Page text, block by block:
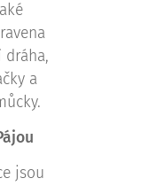
dráha,
a
jsou